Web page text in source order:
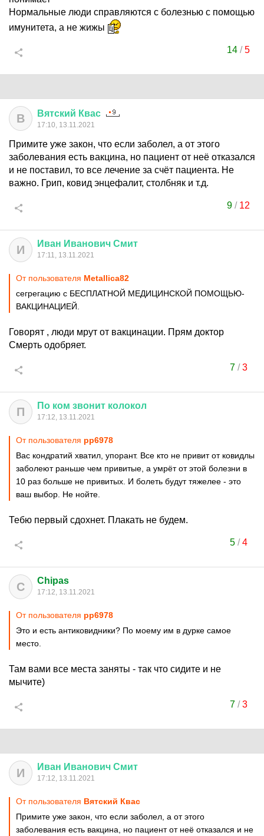
Нормальные люди справляются с болезнью с помощью
имунитета, а не жижы
14 /5
В Вятский Квас
17:10, 13.11.2021
Примите уже закон, что если заболел, а от этого
заболевания есть вакцина, но пациент от неё отказался
и не поставил, то все лечение за счёт пациента. Не
важно. Грип, ковид энцефалит, столбняк и т.д.
9 / 12
И Иван Иванович Смит
17:11, 13.11.2021
От пользователя Metallica82
сегрегацию с БЕСПЛАТНОЙ МЕДИЦИНСКОЙ ПОМОЩЬЮ-
ВАКЦИНАЦИЕЙ.
Говорят , люди мрут от вакцинации. Прям доктор
Смерть одобряет.
7/3
П По ком звонит колокол
17:12, 13.11.2021
От пользователя pp6978
Вас кондратий хватил, упорант. Все кто не привит от ковидлы
заболеют раньше чем привитые, а умрёт от этой болезни в
10 раз больше не привитых. И болеть будут тяжелее - это
ваш выбор. Не нойте.
Тебю первый сдохнет. Плакать не будем.
5/4
C Chipas
17:12, 13.11.2021
От пользователя pp6978
Это и есть антиковидники? По моему им в дурке самое
место.
Там вами все места заняты - так что сидите и не
мычите)
7/3
И Иван Иванович Смит
17:12, 13.11.2021
От пользователя Вятский Квас
Примите уже закон, что если заболел, а от этого
заболевания есть вакцина, но пациент от неё отказался и не